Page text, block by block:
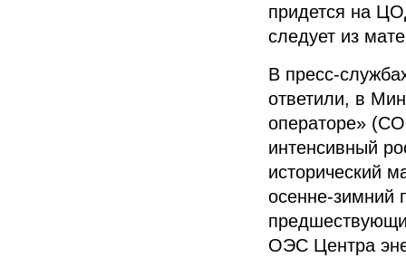
придется на
следует из
В пресс-
ответили, в
операторе»
интенсивный
исторический
осенне-зимний
ОЭС Центра